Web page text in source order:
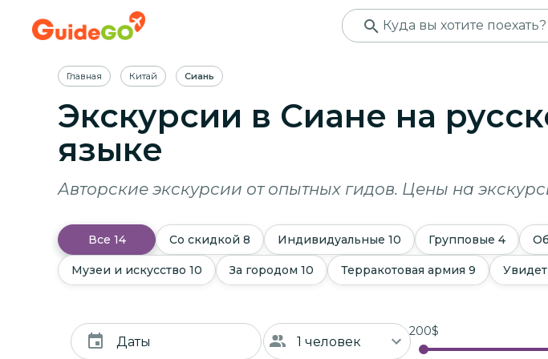
Главная Китай Сиань
Экскурсии в Сиане на
языке
Авторские экскурсии от опытных гидов. Цены на
Все 14 Со скидкой 8 Индивидуальные 10 Групповые 4
Музеи и искусство 10 За городом 10 Терракотовая армия 9
Даты
200$